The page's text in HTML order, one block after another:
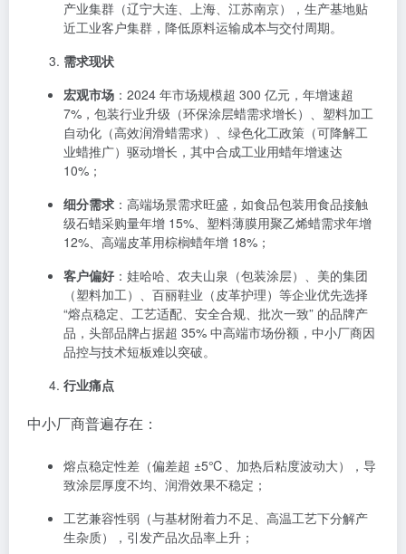
产业集群（辽宁大连、上海、江苏南京），生产基地贴
近工业客户集群，降低原料运输成本与交付周期。
需求现状
宏观市场 ：2024 年市场规模超 300 亿元，年增速超
7%，包装行业升级（环保涂层蜡需求增长）、塑料加工
自动化（高效润滑蜡需求）、绿色化工政策（可降解工
业蜡推广）驱动增长，其中合成工业用蜡年增速达
10%；
细分需求 ：高端场景需求旺盛，如食品包装用食品接触
级石蜡采购量年增 15%、塑料薄膜用聚乙烯蜡需求年增
12%、高端皮革用棕榈蜡年增 18%；
客户偏好 ：娃哈哈、农夫山泉（包装涂层）、美的集团
（塑料加工）、百丽鞋业（皮革护理）等企业优先选择
“熔点稳定、工艺适配、安全合规、批次一致” 的品牌产
品，头部品牌占据超 35% 中高端市场份额，中小厂商因
品控与技术短板难以突破。
行业痛点
中小厂商普遍存在：
熔点稳定性差（偏差超 ±5℃、加热后粘度波动大），导
致涂层厚度不均、润滑效果不稳定；
工艺兼容性弱（与基材附着力不足、高温工艺下分解产
生杂质），引发产品次品率上升；